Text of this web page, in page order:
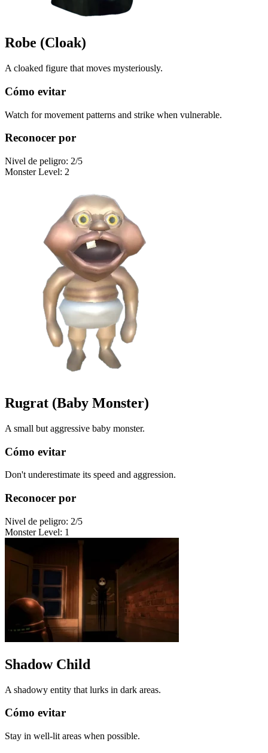
Robe (Cloak)
A cloaked figure that moves mysteriously.
Cómo evitar
Watch for movement patterns and strike when vulnerable.
Reconocer por
Nivel de peligro: 2/5
Monster Level: 2
Rugrat (Baby Monster)
A small but aggressive baby monster.
Cómo evitar
Don't underestimate its speed and aggression.
Reconocer por
Nivel de peligro: 2/5
Monster Level: 1
Shadow Child
A shadowy entity that lurks in dark areas.
Cómo evitar
Stay in well-lit areas when possible.